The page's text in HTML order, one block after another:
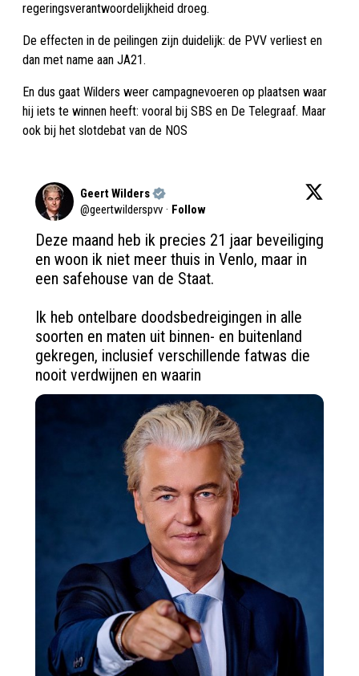
regeringsverantwoordelijkheid droeg.
De effecten in de peilingen zijn duidelijk: de PVV verliest en
dan met name aan JA21.
En dus gaat Wilders weer campagnevoeren op plaatsen waar
hij iets te winnen heeft: vooral bij SBS en De Telegraaf. Maar
ook bij het slotdebat van de NOS
Geert Wilders
@geertwilderspvv · Follow
Deze maand heb ik precies 21 jaar beveiliging
en woon ik niet meer thuis in Venlo, maar in
een safehouse van de Staat.
Ik heb ontelbare doodsbedreigingen in alle
soorten en maten uit binnen- en buitenland
gekregen, inclusief verschillende fatwas die
nooit verdwijnen en waarin